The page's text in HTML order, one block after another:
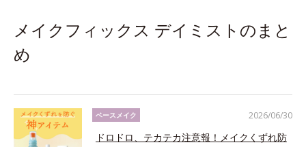
メイクフィックス デイミストのまと
め
2026/06/30
ベースメイク
ドロドロ、テカテカ注意報！メイクくずれ防